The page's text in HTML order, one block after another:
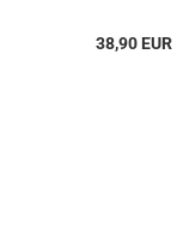
38,90 EUR